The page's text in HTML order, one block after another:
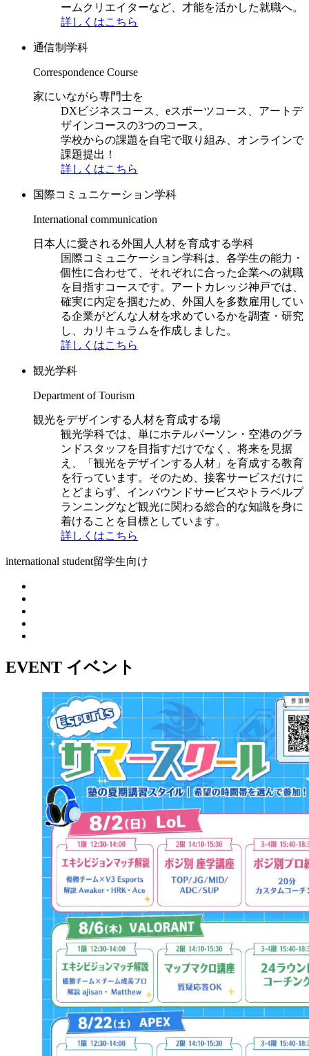
ームクリエイターなど、才能を活かした就職へ。
詳しくはこちら
通信制学科
Correspondence Course
家にいながら専門士を
DXビジネスコース、eスポーツコース、アートデ
ザインコースの3つのコース。
学校からの課題を自宅で取り組み、オンラインで
課題提出！
詳しくはこちら
国際コミュニケーション学科
International communication
日本人に愛される外国人人材を育成する学科
国際コミュニケーション学科は、各学生の能力・
個性に合わせて、それぞれに合った企業への就職
を目指すコースです。アートカレッジ神戸では、
確実に内定を掴むため、外国人を多数雇用してい
る企業がどんな人材を求めているかを調査・研究
し、カリキュラムを作成しました。
詳しくはこちら
観光学科
Department of Tourism
観光をデザインする人材を育成する場
観光学科では、単にホテルパーソン・空港のグラ
ンドスタッフを目指すだけでなく、将来を見据
え、「観光をデザインする人材」を育成する教育
を行っています。そのため、接客サービスだけに
とどまらず、インバウンドサービスやトラベルプ
ランニングなど観光に関わる総合的な知識を身に
着けることを目標としています。
詳しくはこちら
international student留学生向け
EVENT イベント